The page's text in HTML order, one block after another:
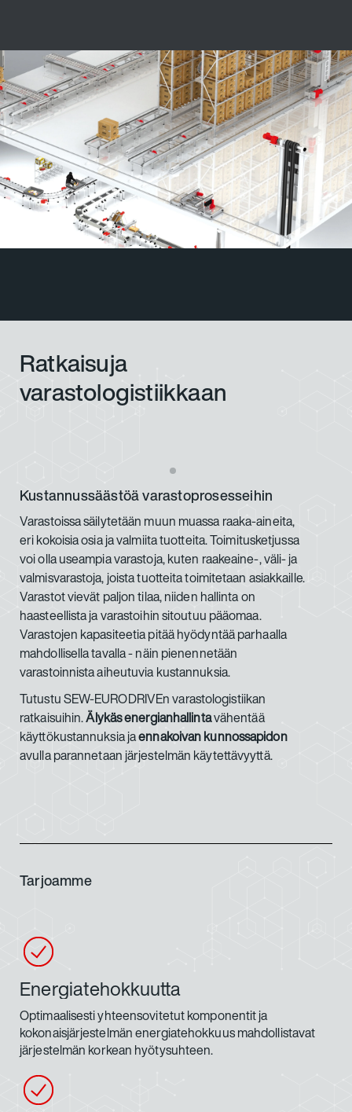
Ratkaisuja
varastologistiikkaan
Kustannussäästöä varastoprosesseihin
Varastoissa säilytetään muun muassa raaka-aineita,
eri kokoisia osia ja valmiita tuotteita. Toimitusketjussa
voi olla useampia varastoja, kuten raakeaine-, väli- ja
valmisvarastoja, joista tuotteita toimitetaan asiakkaille.
Varastot vievät paljon tilaa, niiden hallinta on
haasteellista ja varastoihin sitoutuu pääomaa.
Varastojen kapasiteetia pitää hyödyntää parhaalla
mahdollisella tavalla - näin pienennetään
varastoinnista aiheutuvia kustannuksia.
Tutustu SEW-EURODRIVEn varastologistiikan
ratkaisuihin.Älykäs energianhallintavähentää
käyttökustannuksia jaennakoivan kunnossapidon
avulla parannetaan järjestelmän käytettävyyttä.
Tarjoamme
Energiatehokkuutta
Optimaalisesti yhteensovitetut komponentit ja
kokonaisjärjestelmän energiatehokkuus mahdollistavat
järjestelmän korkean hyötysuhteen.